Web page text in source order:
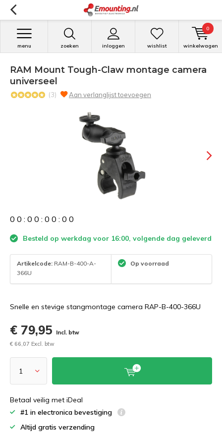
zoeken inloggen
menu wishlist winkelwagen
0
RAM Mount Tough-Claw montage camera
universeel
(3) Aan verlanglijst toevoegen
0 0 : 0 0 : 0 0 : 0 0
Besteld op werkdag voor 16:00, volgende dag geleverd
Artikelcode: RAM-B-400-A-
366U
Op voorraad
Snelle en stevige stangmontage camera RAP-B-400-366U
€ 79,95
Incl. btw
€ 66,07 Excl. btw
Betaal veilig met iDeal
#1 in electronica bevestiging
Altijd gratis verzending